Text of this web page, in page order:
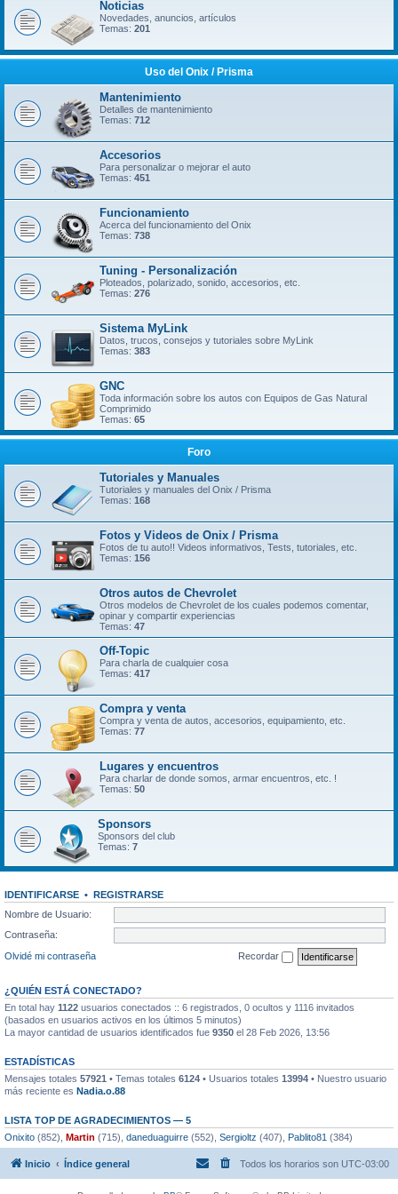
Noticias
Novedades, anuncios, artículos
Temas: 201
Uso del Onix / Prisma
Mantenimiento
Detalles de mantenimiento
Temas: 712
Accesorios
Para personalizar o mejorar el auto
Temas: 451
Funcionamiento
Acerca del funcionamiento del Onix
Temas: 738
Tuning - Personalización
Ploteados, polarizado, sonido, accesorios, etc.
Temas: 276
Sistema MyLink
Datos, trucos, consejos y tutoriales sobre MyLink
Temas: 383
GNC
Toda información sobre los autos con Equipos de Gas Natural
Comprimido
Temas: 65
Foro
Tutoriales y Manuales
Tutoriales y manuales del Onix / Prisma
Temas: 168
Fotos y Videos de Onix / Prisma
Fotos de tu auto!! Videos informativos, Tests, tutoriales, etc.
Temas: 156
Otros autos de Chevrolet
Otros modelos de Chevrolet de los cuales podemos comentar,
opinar y compartir experiencias
Temas: 47
Off-Topic
Para charla de cualquier cosa
Temas: 417
Compra y venta
Compra y venta de autos, accesorios, equipamiento, etc.
Temas: 77
Lugares y encuentros
Para charlar de donde somos, armar encuentros, etc. !
Temas: 50
Sponsors
Sponsors del club
Temas: 7
IDENTIFICARSE • REGISTRARSE
Nombre de Usuario:
Contraseña:
Olvidé mi contraseña
Recordar
¿QUIÉN ESTÁ CONECTADO?
En total hay 1122 usuarios conectados :: 6 registrados, 0 ocultos y 1116 invitados
(basados en usuarios activos en los últimos 5 minutos)
La mayor cantidad de usuarios identificados fue 9350 el 28 Feb 2026, 13:56
ESTADÍSTICAS
Mensajes totales 57921 • Temas totales 6124 • Usuarios totales 13994 • Nuestro usuario
más reciente es Nadia.o.88
LISTA TOP DE AGRADECIMIENTOS — 5
Onixito (852), Martin (715), daneduaguirre (552), Sergioltz (407), Pablito81 (384)
Inicio Índice general Todos los horarios son UTC-03:00